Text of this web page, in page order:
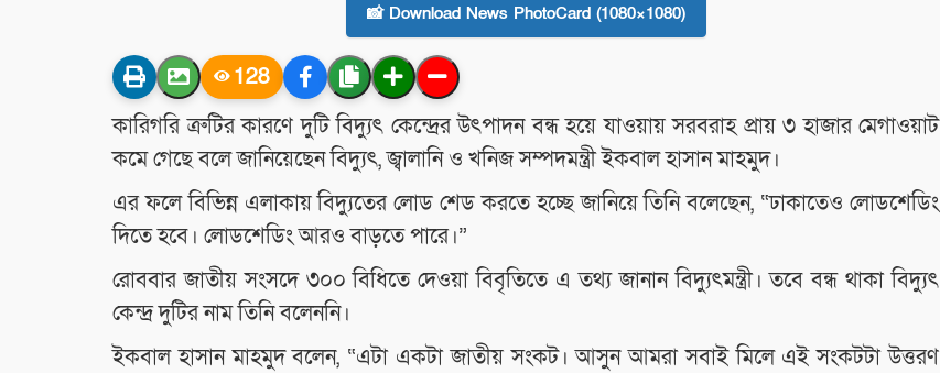
📸 Download News PhotoCard (1080×1080)
128
কারিগরি ত্রুটির কারণে দুটি বিদ্যুৎ কেন্দ্রের উৎপাদন বন্ধ হয়ে যাওয়ায় সরবরাহ প্রায় ৩ হাজার মেগাওয়াট
কমে গেছে বলে জানিয়েছেন বিদ্যুৎ, জ্বালানি ও খনিজ সম্পদমন্ত্রী ইকবাল হাসান মাহমুদ।
এর ফলে বিভিন্ন এলাকায় বিদ্যুতের লোড শেড করতে হচ্ছে জানিয়ে তিনি বলেছেন, “ঢাকাতেও লোডশেডিং
দিতে হবে। লোডশেডিং আরও বাড়তে পারে।”
রোববার জাতীয় সংসদে ৩০০ বিধিতে দেওয়া বিবৃতিতে এ তথ্য জানান বিদ্যুৎমন্ত্রী। তবে বন্ধ থাকা বিদ্যুৎ
কেন্দ্র দুটির নাম তিনি বলেননি।
ইকবাল হাসান মাহমুদ বলেন, “এটা একটা জাতীয় সংকট। আসুন আমরা সবাই মিলে এই সংকটটা উত্তরণ